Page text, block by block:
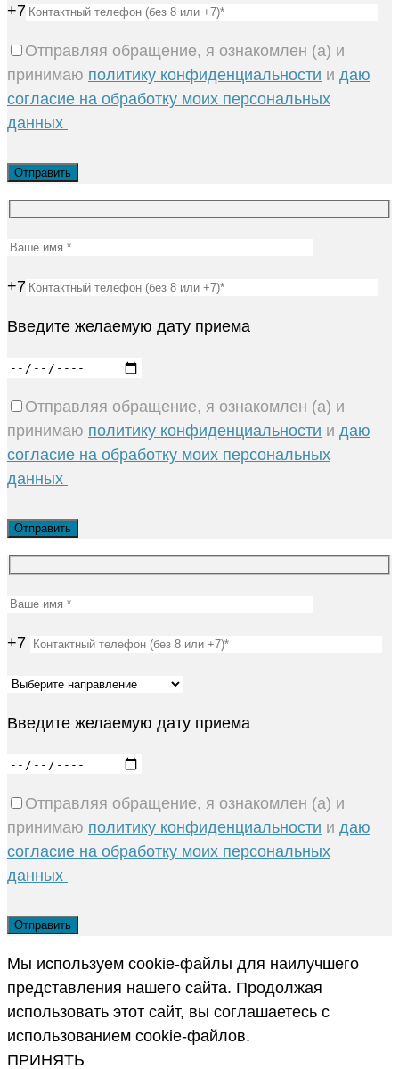
+7
Отправляя обращение, я ознакомлен (а) и
принимаю политику конфиденциальности и даю
согласие на обработку моих персональных
данных
+7
Введите желаемую дату приема
Отправляя обращение, я ознакомлен (а) и
принимаю политику конфиденциальности и даю
согласие на обработку моих персональных
данных
+7
Введите желаемую дату приема
Отправляя обращение, я ознакомлен (а) и
принимаю политику конфиденциальности и даю
согласие на обработку моих персональных
данных
Мы используем cookie-файлы для наилучшего
представления нашего сайта. Продолжая
использовать этот сайт, вы соглашаетесь с
использованием cookie-файлов.
ПРИНЯТЬ